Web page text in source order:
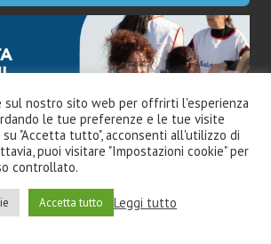
sul nostro sito web per offrirti l'esperienza
le tue preferenze e le tue visite
"Accetta tutto", acconsenti all'utilizzo di
puoi visitare "Impostazioni cookie" per
controllato.
Accetta tutto Leggi tutto